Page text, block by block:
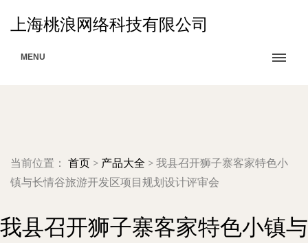
上海桃浪网络科技有限公司
MENU
当前位置： 首页 > 产品大全 > 我县召开狮子寨客家特色小
镇与长情谷旅游开发区项目规划设计评审会
我县召开狮子寨客家特色小镇与